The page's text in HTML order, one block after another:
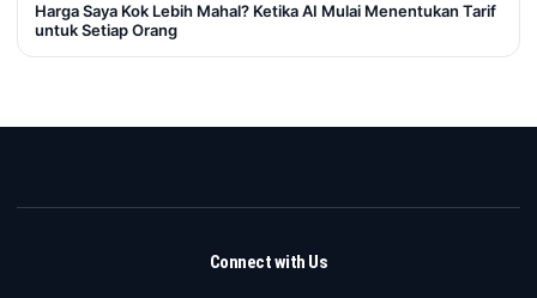
Harga Saya Kok Lebih Mahal? Ketika AI Mulai Menentukan Tarif
untuk Setiap Orang
Connect with Us